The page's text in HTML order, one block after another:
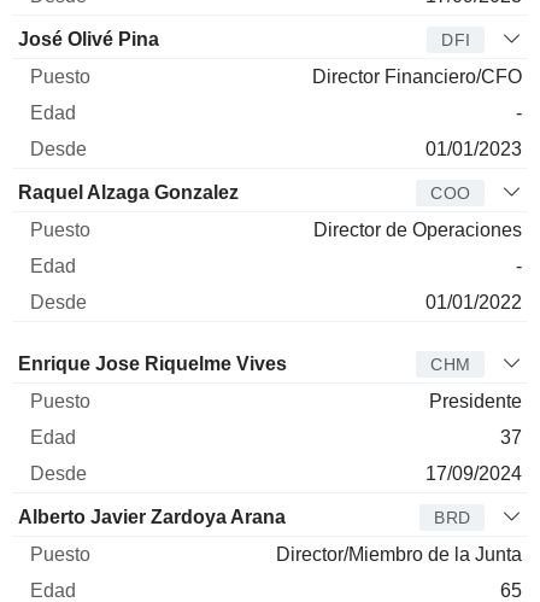
José Olivé Pina DFI
Director Financiero/CFO
-
01/01/2023
Raquel Alzaga Gonzalez COO
Director de Operaciones
-
01/01/2022
Administrador Puesto Edad Desde
Enrique Jose Riquelme Vives CHM
Presidente
37
17/09/2024
Alberto Javier Zardoya Arana BRD
Director/Miembro de la Junta
65